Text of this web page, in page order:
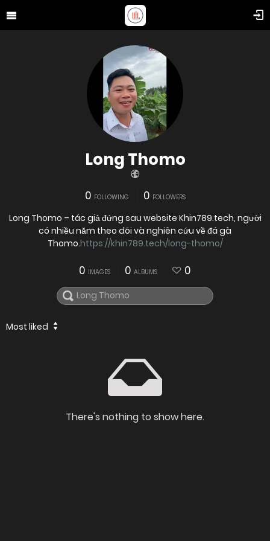
Long Thomo
0 FOLLOWING 0 FOLLOWERS
Long Thomo – tác giả đứng sau website Khin789.tech, người
có nhiều năm theo dõi và nghiên cứu về đá gà
Thomo.https://khin789.tech/long-thomo/
0 IMAGES 0 ALBUMS 0
Most liked
There's nothing to show here.